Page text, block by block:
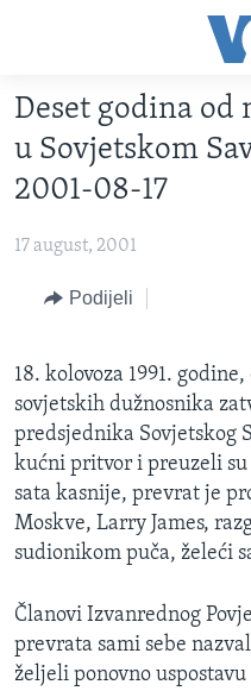
glavni
sadržaj
Pređi
na
glavnu
navigaciju
TV PROGRAM
VIJESTI
SJEDINJENE AMERIČKE
SVIJET
NAUKA I TEHNOLOGIJA
KORUPCIJA
SLOBODA MEDIJA
ŽENSKA STRANA
IZBJEGLIČKA STRANA
MAGAZIN
O GLASU AMERIKE
Learning English
Deset godina od
u Sovjetskom
2001-08-17
17 august, 2001
Podijeli
18. kolovoza 1991.
sovjetskih dužnosnika
predsjednika Sovjetskog
kućni pritvor i preuzeli
sata kasnije, prevrat je
Moskve, Larry James,
sudionikom puča, želeći
Članovi Izvanrednog
prevrata sami sebe
željeli ponovno